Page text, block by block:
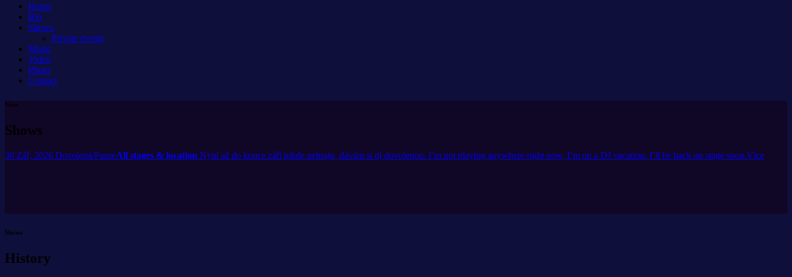
Home
Bio
Shows
Private events
Music
Video
Photo
Contact
Next
Shows
30 Zář, 2026 Dovolená/PauseAll stages & location Nyní až do konce září nikde nehraju, dávám si dj dovolenou. I’m not playing anywhere right now, I’m on a DJ vacation. I’ll be back on stage soon.Více
Shows
History